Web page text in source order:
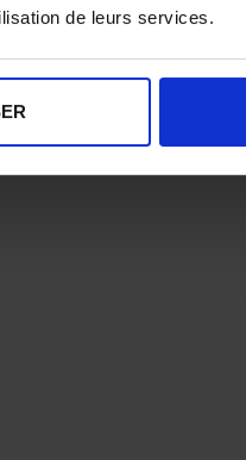
de leurs services.